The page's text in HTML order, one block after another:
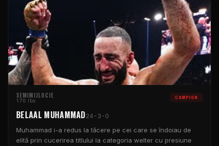
SEMIMIJLOCIE
170 lbs CAMPION
BELAAL MUHAMMAD24-3-0
Muhammad i-a redus la tăcere pe cei care se îndoiau de
elită prin cucerirea titlului la categoria welter cu presiune